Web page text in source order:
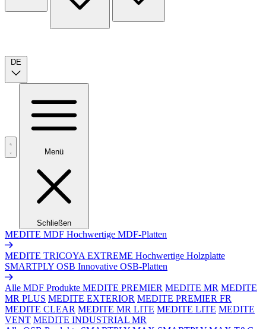
DE
Menü
Schließen
MEDITE MDF Hochwertige MDF-Platten
MEDITE TRICOYA EXTREME Hochwertige Holzplatte
SMARTPLY OSB Innovative OSB-Platten
Alle MDF Produkte MEDITE PREMIER MEDITE MR MEDITE
MR PLUS MEDITE EXTERIOR MEDITE PREMIER FR
MEDITE CLEAR MEDITE MR LITE MEDITE LITE MEDITE
VENT MEDITE INDUSTRIAL MR